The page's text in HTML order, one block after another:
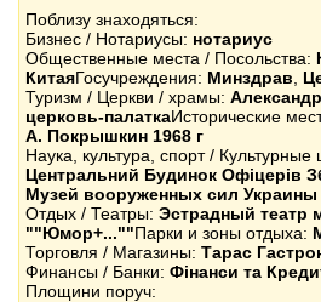
Поблизу знаходяться:
Бизнес / Нотариусы: нотариус
Общественные места / Посольства:
КитаяГосучреждения: Минздрав
Туризм / Церкви / храмы:
церковь-палаткаИсторические
А. Покрышкин 1968 г
Наука, культура, спорт / Культурные
Центральний Будинок Офіцерів
Музей вооруженных сил Украины
Отдых / Театры: Эстрадный театр
""Юмор+...""Парки и зоны отдыха:
Торговля / Магазины: Тарас
Финансы / Банки: Фінанси та
Площини поруч: